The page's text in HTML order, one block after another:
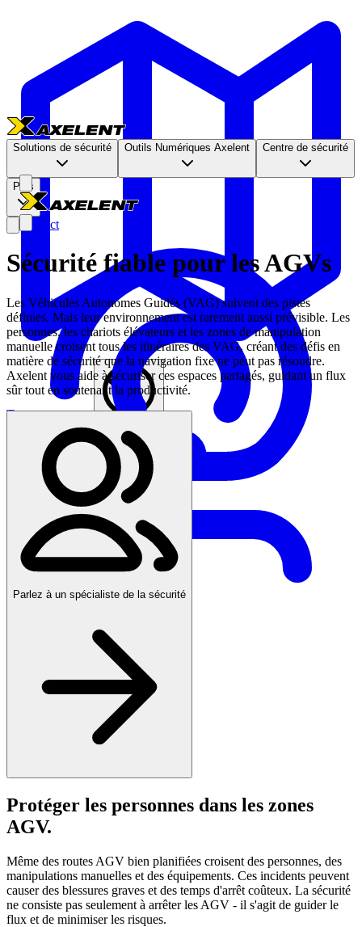
Trouver un agent
Solutions de sécurité Outils Numériques Axelent Centre de sécurité
Plus
Contact
Sécurité fiable pour les AGVs
Les Véhicules Autonomes Guidés (VAG) suivent des pistes
définies. Mais leur environnement est rarement aussi prévisible. Les
personnes, les chariots élévateurs et les zones de manipulation
manuelle croisent tous les itinéraires des VAG, créant des défis en
matière de sécurité que la navigation fixe ne peut pas résoudre.
Axelent vous aide à sécuriser ces espaces partagés, guidant un flux
sûr tout en soutenant la productivité.
Parlez à un spécialiste de la sécurité
Protéger les personnes dans les zones
AGV.
Même des routes AGV bien planifiées croisent des personnes, des
manipulations manuelles et des équipements. Ces incidents peuvent
causer des blessures graves et des temps d'arrêt coûteux. La sécurité
ne consiste pas seulement à arrêter les AGV - il s'agit de guider le
flux et de minimiser les risques.